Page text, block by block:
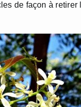
de façon à retirer